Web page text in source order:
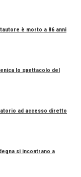
è morto a 86 anni
lo spettacolo del
ad accesso diretto
si incontrano a